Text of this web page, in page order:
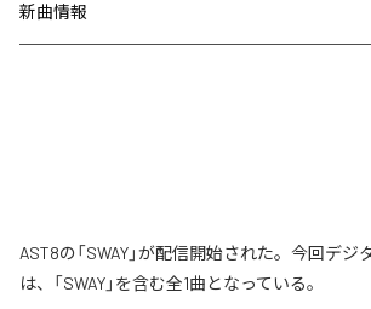
新曲情報
AST8の「SWAY」が配信開始された。今回デ
は、「SWAY」を含む全1曲となっている。